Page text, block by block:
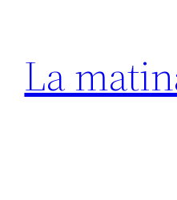
contenu
La